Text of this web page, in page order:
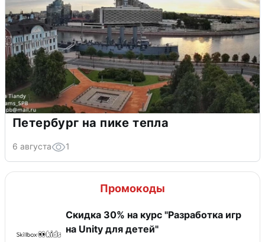
Петербург на пике тепла
6 августа 1
Промокоды
Скидка 30% на курс "Разработка игр
на Unity для детей"